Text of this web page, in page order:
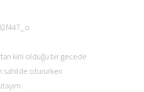
kirli olduğu bir gecede
sahilde otururken